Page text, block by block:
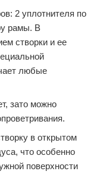
2 уплотнителя по
рамы. В
створки и ее
любые
зато можно
в открытом
что особенно
поверхности